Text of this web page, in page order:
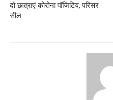
दो छात्राएं कोरोना पॉजिटिव, परिसर
सील